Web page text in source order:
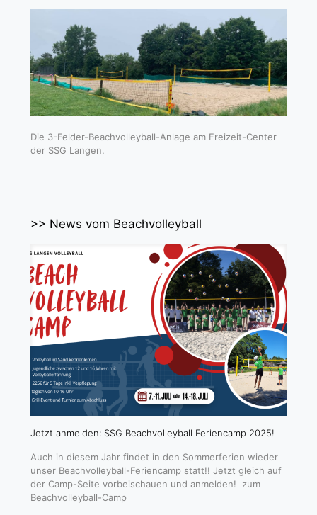
Die 3-Felder-Beachvolleyball-Anlage am Freizeit-Center
der SSG Langen.
>> News vom Beachvolleyball
Jetzt anmelden: SSG Beachvolleyball Feriencamp 2025!
Auch in diesem Jahr findet in den Sommerferien wieder
unser Beachvolleyball-Feriencamp statt!! Jetzt gleich auf
der Camp-Seite vorbeischauen und anmelden! zum
Beachvolleyball-Camp